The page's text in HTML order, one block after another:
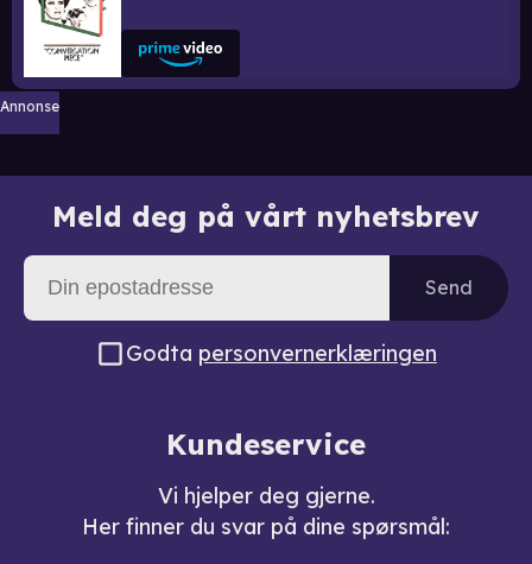
Annonse
Meld deg på vårt nyhetsbrev
Send
Godta personvernerklæringen
Kundeservice
Vi hjelper deg gjerne.
Her finner du svar på dine spørsmål: